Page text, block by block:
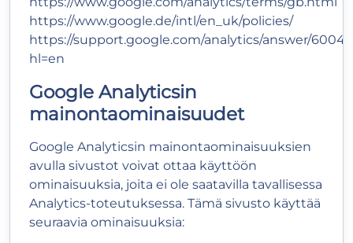
https://www.google.de/intl/en_uk/policies/
https://support.google.com/analytics/answer/
hl=en
Google Analyticsin
mainontaominaisuudet
Google Analyticsin mainontaominaisuuksien
avulla sivustot voivat ottaa käyttöön
ominaisuuksia, joita ei ole saatavilla tavallisessa
Analytics-toteutuksessa. Tämä sivusto käyttää
seuraavia ominaisuuksia: